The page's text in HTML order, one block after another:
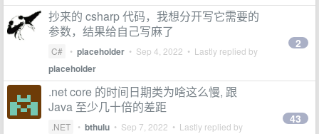
抄来的 csharp 代码，我想分开写它需要的
参数，结果给自己写麻了
C# • placeholder • Sep 4, 2022 • Lastly replied by
placeholder
2
.net core 的时间日期类为啥这么慢, 跟
Java 至少几十倍的差距
.NET • bthulu • Sep 7, 2022 • Lastly replied by
43